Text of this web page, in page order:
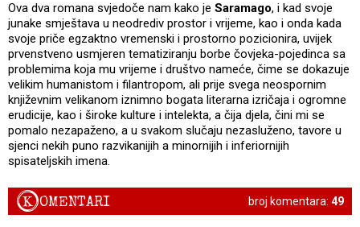
Ova dva romana svjedoče nam kako je Saramago, i kad svoje
junake smještava u neodrediv prostor i vrijeme, kao i onda kada
svoje priče egzaktno vremenski i prostorno pozicionira, uvijek
prvenstveno usmjeren tematiziranju borbe čovjeka-pojedinca sa
problemima koja mu vrijeme i društvo nameće, čime se dokazuje
velikim humanistom i filantropom, ali prije svega neospornim
književnim velikanom iznimno bogata literarna izričaja i ogromne
erudicije, kao i široke kulture i intelekta, a čija djela, čini mi se
pomalo nezapaženo, a u svakom slučaju nezasluženo, tavore u
sjenci nekih puno razvikanijih a minornijih i inferiornijih
spisateljskih imena.
broj komentara: 49
KOMENTARI